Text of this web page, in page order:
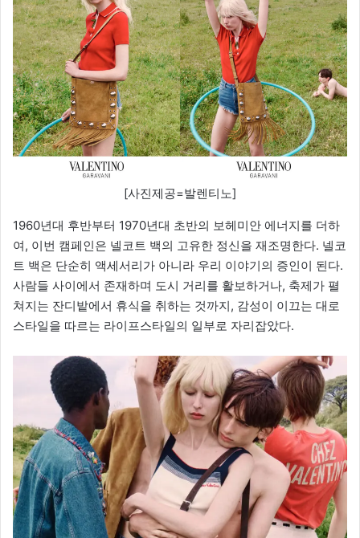
[사진제공=발렌티노]
1960년대 후반부터 1970년대 초반의 보헤미안 에너지를 더하
여, 이번 캠페인은 넬코트 백의 고유한 정신을 재조명한다. 넬코
트 백은 단순히 액세서리가 아니라 우리 이야기의 증인이 된다.
사람들 사이에서 존재하며 도시 거리를 활보하거나, 축제가 펼
쳐지는 잔디밭에서 휴식을 취하는 것까지, 감성이 이끄는 대로
스타일을 따르는 라이프스타일의 일부로 자리잡았다.